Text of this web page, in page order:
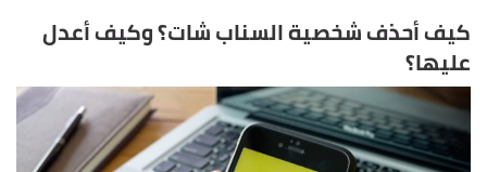
كيف أحذف شخصية السناب شات؟ وكيف أعدل
عليها؟